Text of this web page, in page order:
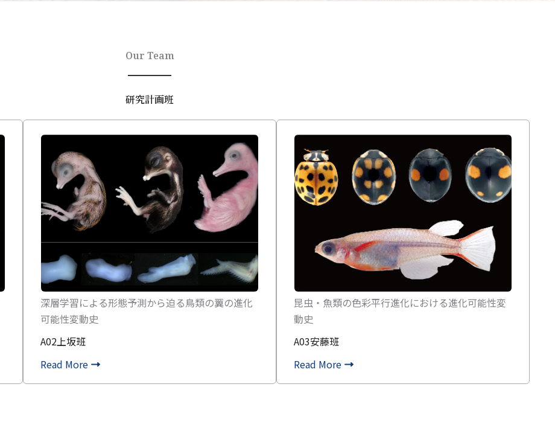
Our Team
研究計画班
深層学習による形態予測から迫る鳥類の翼の進化
可能性変動史
A02上坂班
Read More
昆虫・魚類の色彩平行進化における進化可能性変
動史
A03安藤班
Read More